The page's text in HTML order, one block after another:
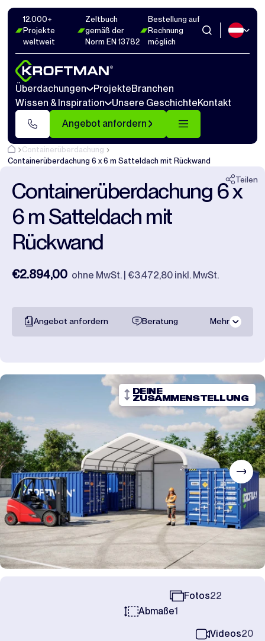
12.000+
Projekte
weltweit
Zeltbuch
gemäß der
Norm EN 13782
Bestellung auf
Rechnung
möglich
Überdachungen ProjekteBranchen
Wissen & Inspiration
Unsere GeschichteKontakt
Angebot anfordern
Containerüberdachung
Containerüberdachung 6 x 6 m Satteldach mit Rückwand
Teilen
Containerüberdachung 6 x
6 m Satteldach mit
Rückwand
€2.894,00 ohne MwSt. | €3.472,80 inkl. MwSt.
Angebot anfordern Beratung Mehr
Transportpreise
DEINE
ZUSAMMENSTELLUNG
Fotos22
Abmaße1
Videos20
Fotos Abmaße1 Videos
Schließen